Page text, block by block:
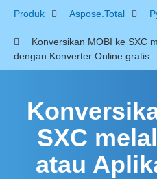
Produk Aspose.Total
Konversikan MOBI ke SXC
dengan Konverter Online gratis
SXC
atau